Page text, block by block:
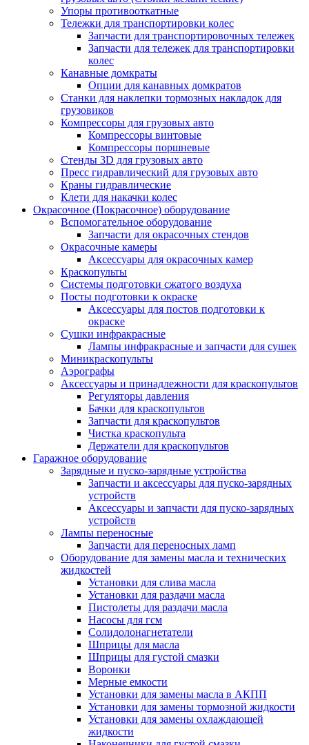
Упоры противооткатные
Тележки для транспортировки колес
Запчасти для транспортировочных тележек
Запчасти для тележек для транспортировки
колес
Канавные домкраты
Опции для канавных домкратов
Станки для наклепки тормозных накладок для
грузовиков
Компрессоры для грузовых авто
Компрессоры винтовые
Компрессоры поршневые
Стенды 3D для грузовых авто
Пресс гидравлический для грузовых авто
Краны гидравлические
Клети для накачки колес
Окрасочное (Покрасочное) оборудование
Вспомогательное оборудование
Запчасти для окрасочных стендов
Окрасочные камеры
Аксессуары для окрасочных камер
Краскопульты
Системы подготовки сжатого воздуха
Посты подготовки к окраске
Аксессуары для постов подготовки к
окраске
Сушки инфракрасные
Лампы инфракрасные и запчасти для сушек
Миникраскопульты
Аэрографы
Аксессуары и принадлежности для краскопультов
Регуляторы давления
Бачки для краскопультов
Запчасти для краскопультов
Чистка краскопульта
Держатели для краскопультов
Гаражное оборудование
Зарядные и пуско-зарядные устройства
Запчасти и аксессуары для пуско-зарядных
устройств
Аксессуары и запчасти для пуско-зарядных
устройств
Лампы переносные
Запчасти для переносных ламп
Оборудование для замены масла и технических
жидкостей
Установки для слива масла
Установки для раздачи масла
Пистолеты для раздачи масла
Насосы для гсм
Солидолонагнетатели
Шприцы для масла
Шприцы для густой смазки
Воронки
Мерные емкости
Установки для замены масла в АКПП
Установки для замены тормозной жидкости
Установки для замены охлаждающей
жидкости